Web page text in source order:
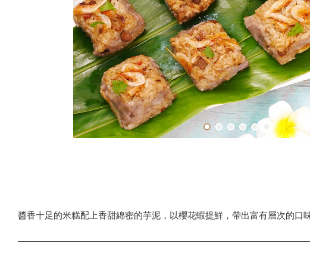
醬香十足的米糕配上香甜綿密的芋泥，以櫻花蝦提鮮，帶出富有層次的口